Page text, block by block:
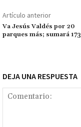
o
k
p
p
p
ar
Artículo anterior
Va Jesús Valdés por 20
parques más; sumará 173
DEJA UNA RESPUESTA